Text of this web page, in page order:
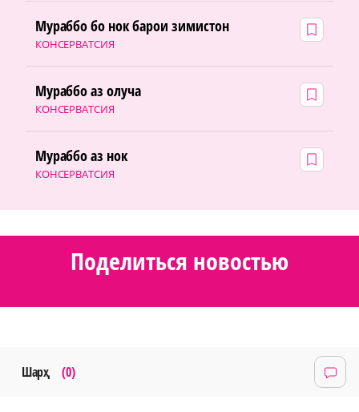
КОНСЕРВАТСИЯ
Мураббо бо нок барои зимистон
КОНСЕРВАТСИЯ
Мураббо аз олуча
КОНСЕРВАТСИЯ
Мураббо аз нок
Поделиться новостью
Шарҳ (0)